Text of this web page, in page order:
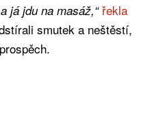
já jdu na masáž,“ řekla
smutek a neštěstí,